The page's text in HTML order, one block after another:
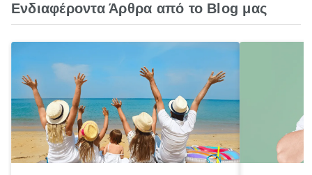
Ενδιαφέροντα Άρθρα από το Blog μας